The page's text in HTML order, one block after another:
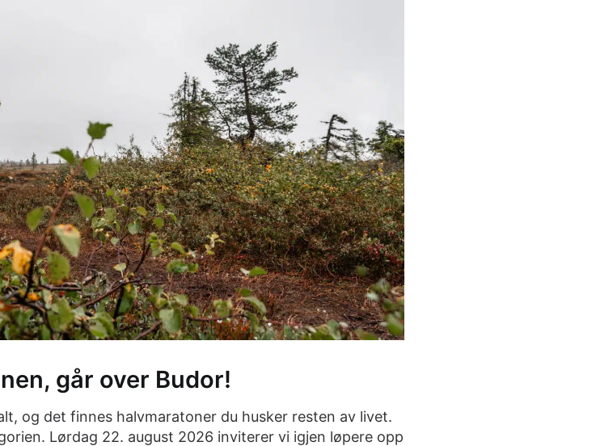
går over Budor!
og det finnes halvmaratoner du husker resten av livet.
Lørdag 22. august 2026 inviterer vi igjen løpere opp